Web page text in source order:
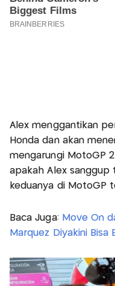
Alex menggantikan
Honda dan akan
mengarungi MotoGP
apakah Alex
keduanya di MotoGP
Baca Juga: Move On
Marquez Diyakini Bisa